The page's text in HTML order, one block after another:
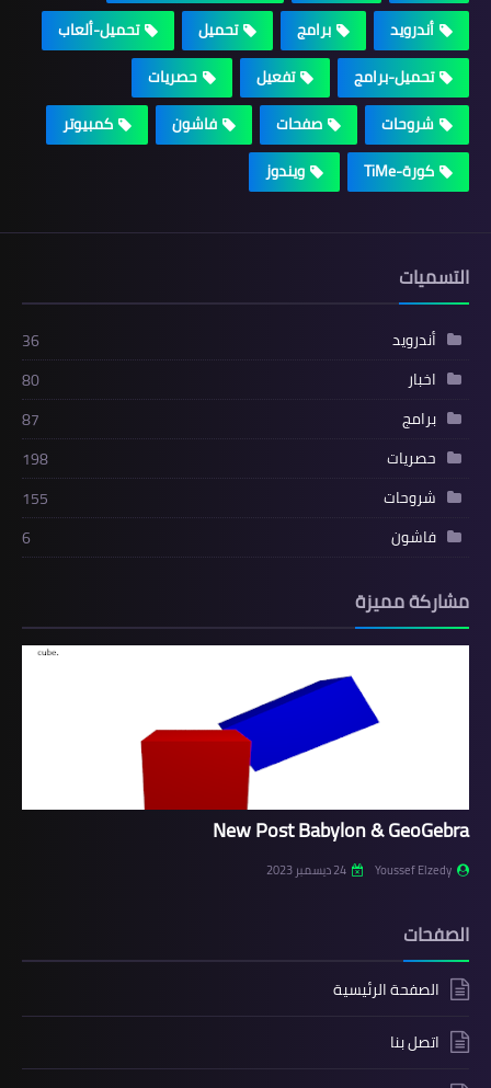
أندرويد
برامج تحميل
تحميل-ألعاب
تحميل-برامج
تفعيل
حصريات
شروحات
صفحات فاشون
كمبيوتر
كورة-TiMe
ويندوز
التسميات
أندرويد
36
اخبار
80
برامج
87
حصريات
198
شروحات
155
فاشون
6
مشاركة مميزة
New Post Babylon & GeoGebra
Youssef Elzedy 24 ديسمبر 2023
الصفحات
الصفحة الرئيسية
اتصل بنا